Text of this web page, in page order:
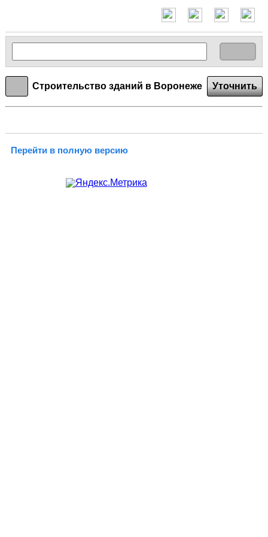
Строительство зданий в Воронеже Уточнить
Перейти в полную версию